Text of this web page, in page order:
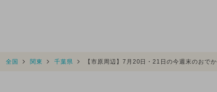
全国 関東 千葉県 【市原周辺】7月20日・21日の今週末のおで